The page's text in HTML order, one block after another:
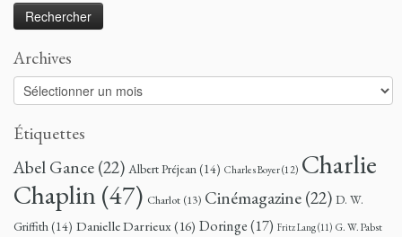
Archives
Archives
Étiquettes
Abel Gance(22) Albert Préjean(14) Charles Boyer(12) Charlie
Chaplin(47) Charlot (13) Cinémagazine(22) D. W.
Griffith(14) Danielle Darrieux(16) Doringe(17) Fritz Lang(11) G. W. Pabst